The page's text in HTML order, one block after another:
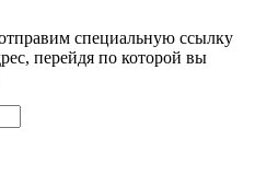
специальную ссылку
перейдя по которой вы